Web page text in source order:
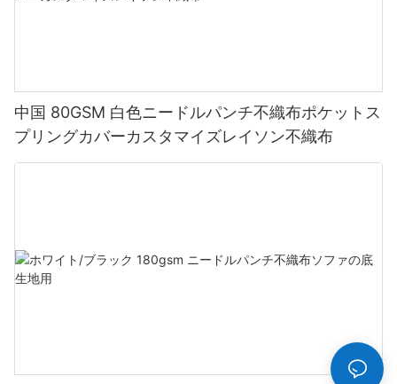
中国 80GSM 白色ニードルパンチ不織布ポケットス
プリングカバーカスタマイズレイソン不織布